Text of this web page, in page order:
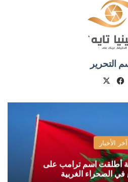
التحرير
فيسبوك
آخر الأخبار
أطلقت اسم ترامب على
الصحراء الغربية